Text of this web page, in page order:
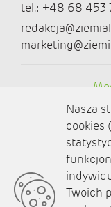
tel.: +48 68 453
O nas
Kontakt
Nasza
cookies
Twoich